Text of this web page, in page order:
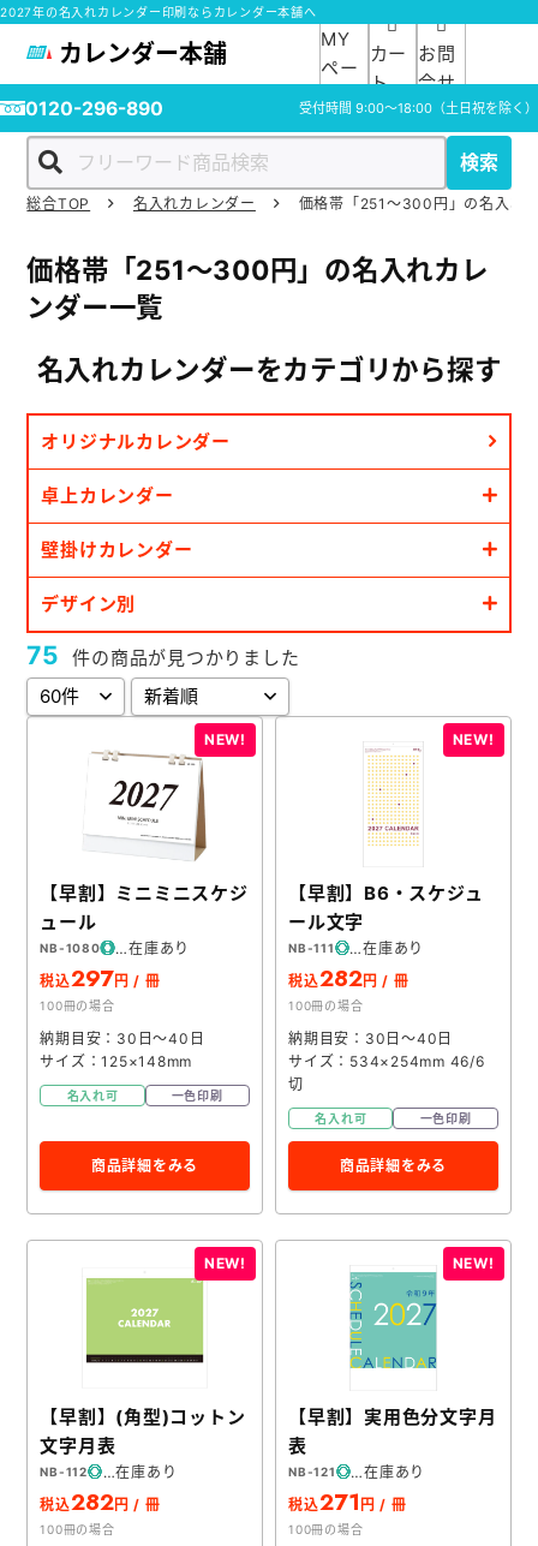
2027年の名入れカレンダー印刷ならカレンダー本舗へ
カレンダー本舗
検索
MY
ペー
ジ
カー
ト
お問
合せ
0120-296-890
受付時間 9:00～18:00 （土日祝を除く）
商品一覧
ご利用ガイド
入稿ガイド
スタッフ紹介
お役立ち情報
よくあるご質問
お問い合わせ
ポケットティッシュ本舗
カレンダー本舗
カイロ本舗
キャンディー本舗
ボックスティッシュ本舗
メモ帳本舗
クリアファイル本舗
ウェットティッシュ本舗
扇子本舗
ノベルティグッズ本舗
総合TOP 名入れカレンダー 価格帯「251～300円」の名入れ
価格帯「251～300円」の名入れカレ
ンダー一覧
名入れカレンダーをカテゴリから探す
オリジナルカレンダー
卓上カレンダー
壁掛けカレンダー
デザイン別
75 件の商品が見つかりました
【早割】ミニミニスケジ
ュール
NB-1080
在庫あり
税込297円 / 冊
100冊の場合
納期目安：30日～40日
サイズ：125×148mm
名入れ可 一色印刷
商品詳細をみる
【早割】B6・スケジュ
ール文字
NB-111
在庫あり
税込282円 / 冊
100冊の場合
納期目安：30日～40日
サイズ：534×254mm 46/6
切
名入れ可 一色印刷
商品詳細をみる
【早割】(角型)コットン
文字月表
NB-112
在庫あり
税込282円 / 冊
100冊の場合
【早割】実用色分文字月
表
NB-121
在庫あり
税込271 円 / 冊
100冊の場合